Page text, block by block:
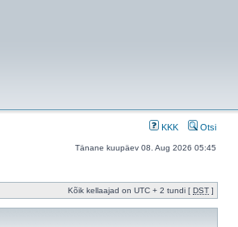
KKK Otsi
Tänane kuupäev 08. Aug 2026 05:45
Kõik kellaajad on UTC + 2 tundi [ DST ]